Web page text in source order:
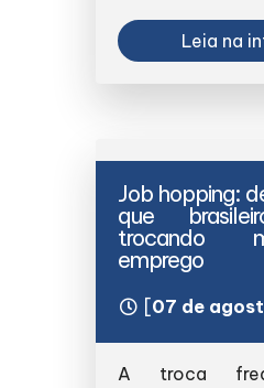
Leia na
Job hopping:
que
trocando
emprego
[07 de
A troca